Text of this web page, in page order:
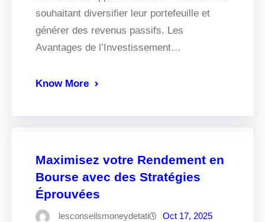
souhaitant diversifier leur portefeuille et
générer des revenus passifs. Les
Avantages de l’Investissement…
Know More
Maximisez votre Rendement en
Bourse avec des Stratégies
Éprouvées
lesconseilsmoneydetati Oct 17, 2025